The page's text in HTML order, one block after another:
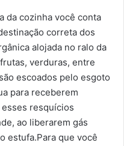
da cozinha você conta
correta dos
alojada no ralo da
verduras, entre
escoados pelo esgoto
para receberem
resquícios
ao liberarem gás
estufa.Para que você